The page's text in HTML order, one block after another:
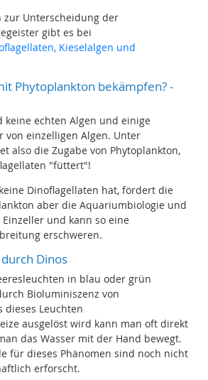
zur Unterscheidung der
gibt es bei
Kieselalgen und
Phytoplankton bekämpfen? -
keine echten Algen und einige
von einzelligen Algen. Unter
also die Zugabe von Phytoplankton,
"füttert"!
Dinoflagellaten hat, fördert die
aber die Aquariumbiologie und
und kann so eine
erschweren.
Dinos
in blau oder grün
Bioluminiszenz von
dieses Leuchten
ausgelöst wird kann man oft direkt
das Wasser mit der Hand bewegt.
für dieses Phänomen sind noch nicht
erforscht.